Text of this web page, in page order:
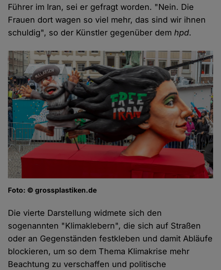
Führer im Iran, sei er gefragt worden. "Nein. Die
Frauen dort wagen so viel mehr, das sind wir ihnen
schuldig", so der Künstler gegenüber demhpd.
Foto: © grossplastiken.de
Die vierte Darstellung widmete sich den
sogenannten "Klimaklebern", die sich auf Straßen
oder an Gegenständen festkleben und damit Abläufe
blockieren, um so dem Thema Klimakrise mehr
Beachtung zu verschaffen und politische